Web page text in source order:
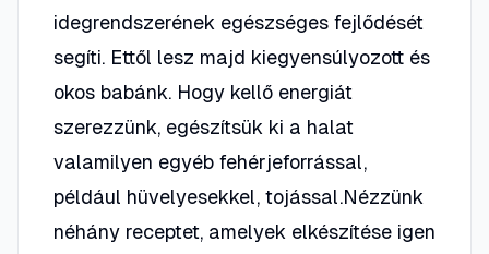
idegrendszerének egészséges fejlődését
segíti. Ettől lesz majd kiegyensúlyozott és
okos babánk. Hogy kellő energiát
szerezzünk, egészítsük ki a halat
valamilyen egyéb fehérjeforrással,
például hüvelyesekkel, tojással.Nézzünk
néhány receptet, amelyek elkészítése igen